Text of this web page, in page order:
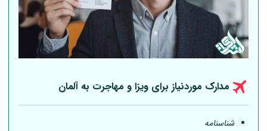
مدارک موردنیاز برای ویزا و مهاجرت بهآلمان
شناسنامه